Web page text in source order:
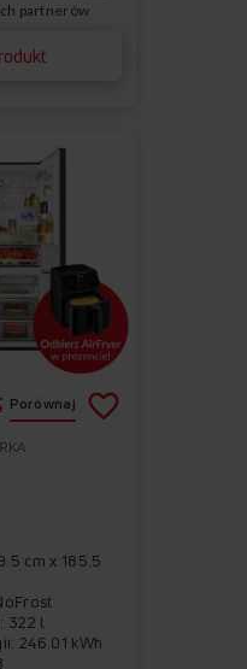
partnerów
cm x 185.5
322 l
246.01 kWh
Porównaj